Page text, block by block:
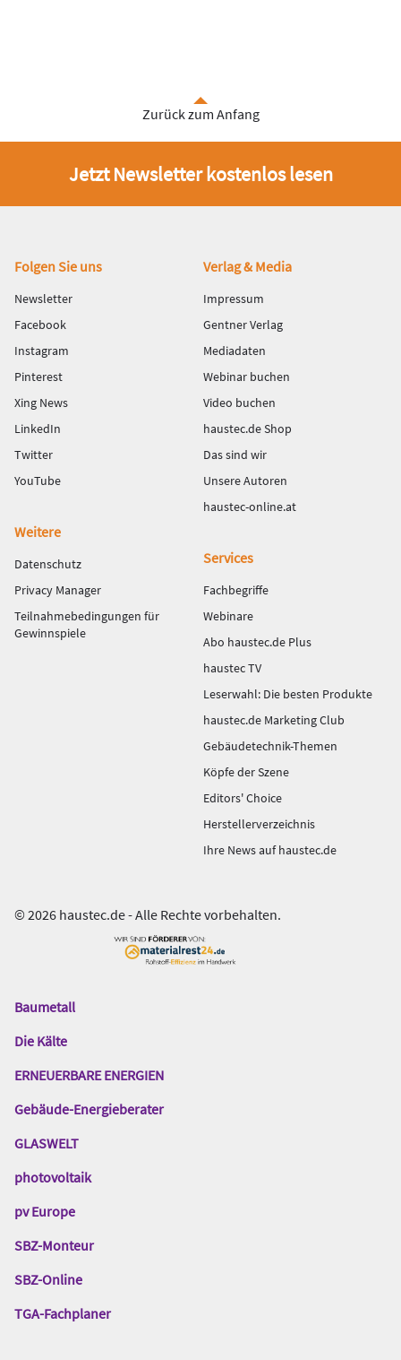
Zurück zum Anfang
Jetzt Newsletter kostenlos lesen
Fußbereich
Folgen Sie uns
Newsletter
Facebook
Instagram
Pinterest
Xing News
LinkedIn
Twitter
YouTube
Verlag & Media
Impressum
Gentner Verlag
Mediadaten
Webinar buchen
Video buchen
haustec.de Shop
Das sind wir
Unsere Autoren
haustec-online.at
Weitere
Datenschutz
Privacy Manager
Teilnahmebedingungen für
Gewinnspiele
Services
Fachbegriffe
Webinare
Abo haustec.de Plus
haustec TV
Leserwahl: Die besten Produkte
haustec.de Marketing Club
Gebäudetechnik-Themen
Köpfe der Szene
Editors' Choice
Herstellerverzeichnis
Ihre News auf haustec.de
© 2026 haustec.de - Alle Rechte vorbehalten.
Das
Gentner
Baumetall
Die Kälte
ERNEUERBARE ENERGIEN
Gebäude-Energieberater
GLASWELT
photovoltaik
pv Europe
SBZ-Monteur
SBZ-Online
TGA-Fachplaner